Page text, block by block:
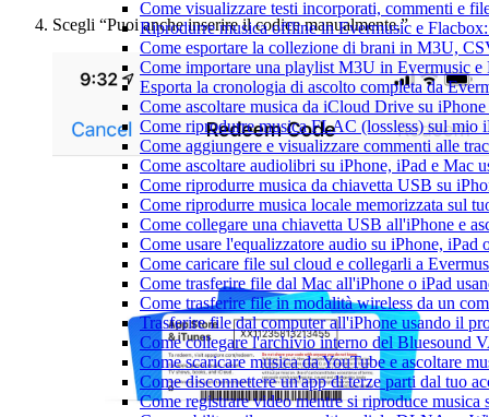
Come visualizzare testi incorporati, commenti e
Riprodurre musica offline in Evermusic e
Come esportare la collezione di brani in M3U,
Come importare una playlist M3U in Evermusic e
Esporta la cronologia di ascolto completa da
Come ascoltare musica da iCloud Drive su
Come riprodurre musica FLAC (lossless) sul mio
Come aggiungere e visualizzare commenti alle
Come ascoltare audiolibri su iPhone, iPad e Mac
Come riprodurre musica da chiavetta USB su
Come riprodurre musica locale memorizzata sul
Come collegare una chiavetta USB all'iPhone e
Come usare l'equalizzatore audio su iPhone,
Come caricare file sul cloud e collegarli a
Come trasferire file dal Mac all'iPhone o iPad
Come trasferire file in modalità wireless da un
Trasferire file dal computer all'iPhone usando il
Come collegare l'archivio interno del Bluesound
Come scaricare musica da YouTube e ascoltare
Come disconnettere un'app di terze parti dal tuo
Come registrare video mentre si riproduce musica
Scegli “Puoi anche inserire il codice manualmente.”